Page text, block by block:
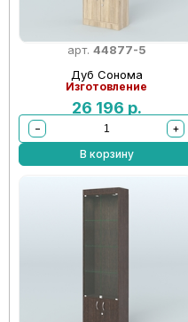
арт. 44877-5
Дуб Сонома
Изготовление
26 196 р.
−
+
В корзину